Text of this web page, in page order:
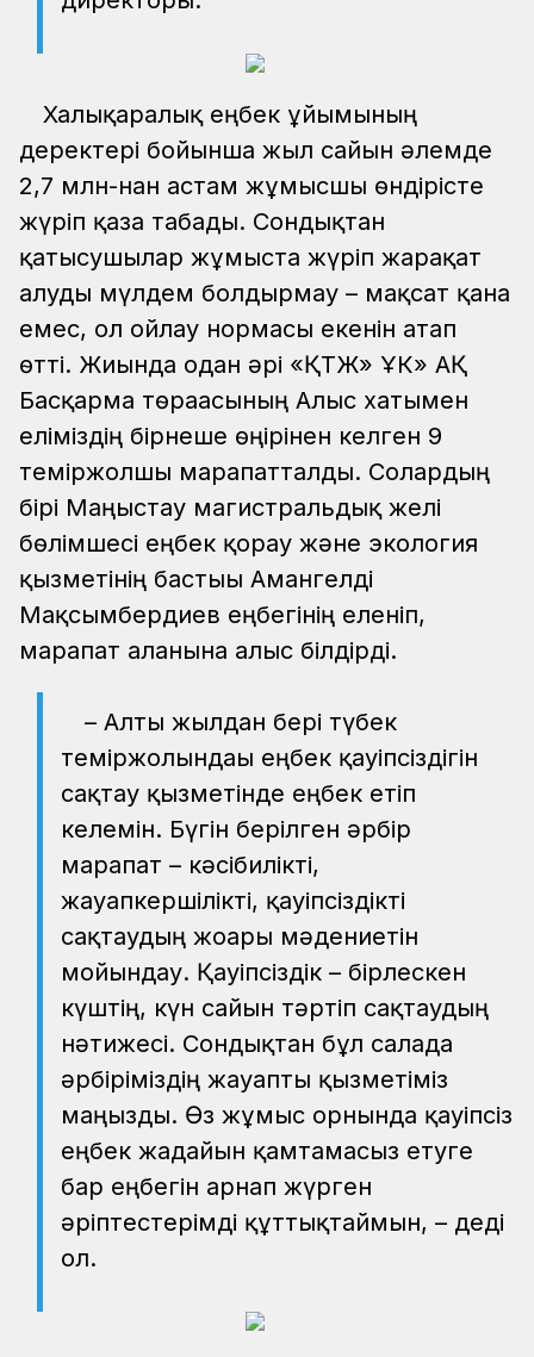
Халықаралық еңбек ұйымының
деректері бойынша жыл сайын әлемде
2,7 млн-нан астам жұмысшы өндірісте
жүріп қаза табады. Сондықтан
қатысушылар жұмыста жүріп жарақат
алуды мүлдем болдырмау – мақсат қана
емес, ол ойлау нормасы екенін атап
өтті. Жиында одан әрі «ҚТЖ» ҰК» АҚ
Басқарма төрағасының Алғыс хатымен
еліміздің бірнеше өңірінен келген 9
теміржолшы марапатталды. Солардың
бірі Маңғыстау магистральдық желі
бөлімшесі еңбек қорғау және экология
қызметінің бастығы Амангелді
Мақсымбердиев еңбегінің еленіп,
марапат алғанына алғыс білдірді.
– Алты жылдан бері түбек
теміржолындағы еңбек қауіпсіздігін
сақтау қызметінде еңбек етіп
келемін. Бүгін берілген әрбір
марапат – кәсібилікті,
жауапкершілікті, қауіпсіздікті
сақтаудың жоғары мәдениетін
мойындау. Қауіпсіздік – бірлескен
күштің, күн сайын тәртіп сақтаудың
нәтижесі. Сондықтан бұл салада
әрбіріміздің жауапты қызметіміз
маңызды. Өз жұмыс орнында қауіпсіз
еңбек жағдайын қамтамасыз етуге
бар еңбегін арнап жүрген
әріптестерімді құттықтаймын, – деді
ол.